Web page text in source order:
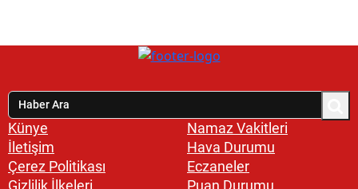
Künye
İletişim
Çerez Politikası
Namaz Vakitleri
Hava Durumu
Eczaneler